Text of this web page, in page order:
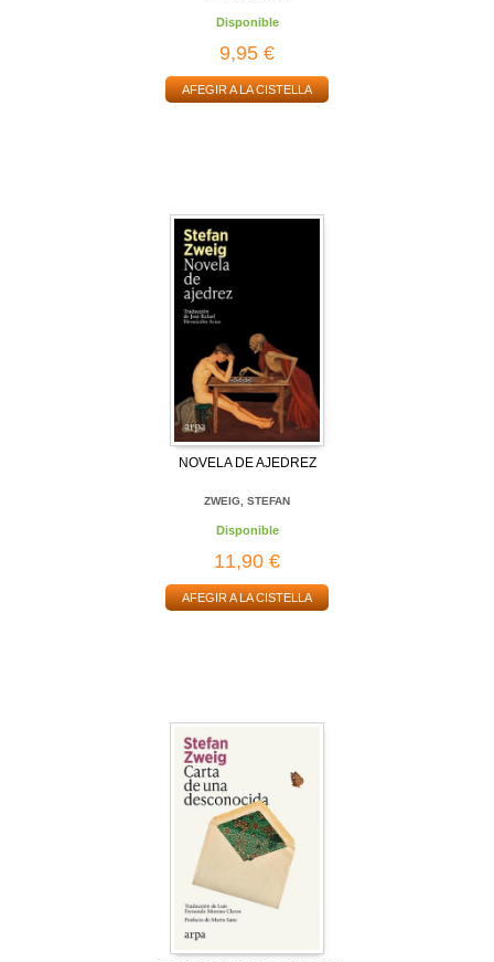
Disponible
9,95 €
AFEGIR A LA CISTELLA
NOVELA DE AJEDREZ
ZWEIG, STEFAN
Disponible
11,90 €
AFEGIR A LA CISTELLA